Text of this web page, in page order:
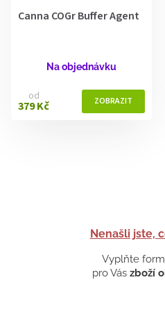
Nenašli jste,
Vyplňte
pro Vás zboží
Canna COGr Buffer Agent
Na objednávku
od
379 Kč